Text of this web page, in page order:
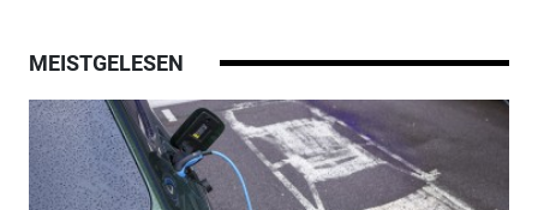
MEISTGELESEN